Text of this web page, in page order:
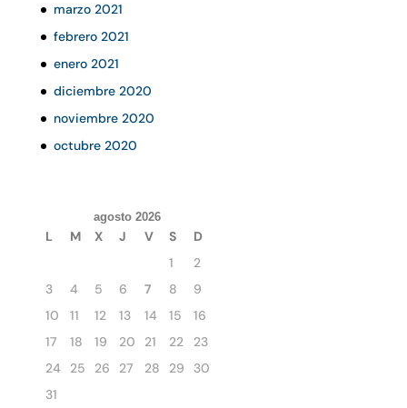
marzo 2021
febrero 2021
enero 2021
diciembre 2020
noviembre 2020
octubre 2020
agosto 2026
L M X J V S
D
1
2
3
4 5 6 7 8
9
10
11 12 13 14 15
16
17
18 19 20 21 22
23
24
25 26 27 28 29
30
31